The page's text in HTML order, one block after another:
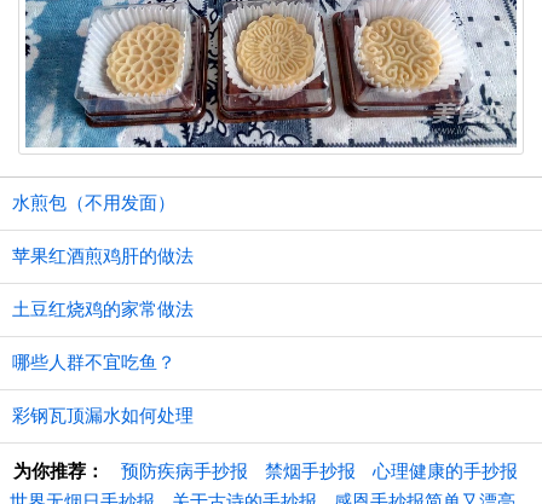
水煎包（不用发面）
苹果红酒煎鸡肝的做法
土豆红烧鸡的家常做法
哪些人群不宜吃鱼？
彩钢瓦顶漏水如何处理
为你推荐： 预防疾病手抄报 禁烟手抄报
心理健康的手抄报